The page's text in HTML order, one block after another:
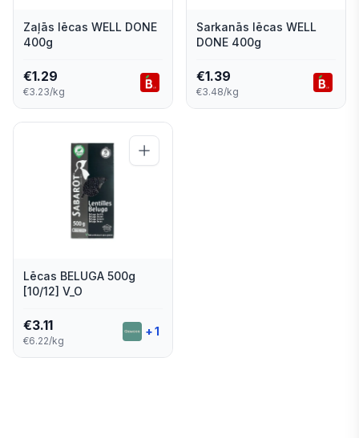
Zaļās lēcas WELL DONE
400g
€1.29
€3.23/kg
Sarkanās lēcas WELL
DONE 400g
€1.39
€3.48/kg
Lēcas BELUGA 500g
[10/12] V_O
€3.11
€6.22/kg
+1